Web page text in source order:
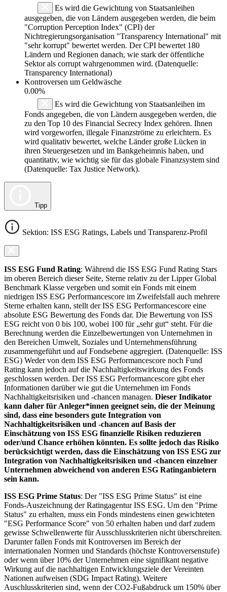
Es wird die Gewichtung von Staatsanleihen
ausgegeben, die von Ländern ausgegeben werden, die beim
"Corruption Perception Index" (CPI) der
Nichtregierungsorganisation "Transparency International" mit
"sehr korrupt" bewertet werden. Der CPI bewertet 180
Ländern und Regionen danach, wie stark der öffentliche
Sektor als corrupt wahrgenommen wird. (Datenquelle:
Transparency International)
Kontroversen um Geldwäsche
0.00%
Es wird die Gewichtung von Staatsanleihen im
Fonds angegeben, die von Ländern ausgegeben werden, die
zu den Top 10 des Financial Secrecy Index gehören. Ihnen
wird vorgeworfen, illegale Finanzströme zu erleichtern. Es
wird qualitativ bewertet, welche Länder große Lücken in
ihren Steuergesetzen und im Bankgeheimnis haben, und
quantitativ, wie wichtig sie für das globale Finanzsystem sind
(Datenquelle: Tax Justice Network).
Tipp
Sektion: ISS ESG Ratings, Labels und Transparenz-Profil
ISS ESG Fund Rating: Während die ISS ESG Fund Rating Stars
im oberen Bereich dieser Seite, Sterne relativ zu der Lipper Global
Benchmark Klasse vergeben und somit ein Fonds mit einem
niedrigen ISS ESG Performancescore im Zweifelsfall auch mehrere
Sterne erhalten kann, stellt der ISS ESG Performancescore eine
absolute ESG Bewertung des Fonds dar. Die Bewertung von ISS
ESG reicht von 0 bis 100, wobei 100 für „sehr gut“ steht. Für die
Berechnung werden die Einzelbewertungen von Unternehmen in
den Bereichen Umwelt, Soziales und Unternehmensführung
zusammengeführt und auf Fondsebene aggregiert. (Datenquelle: ISS
ESG) Weder von dem ISS ESG Performancescore noch Fund
Rating kann jedoch auf die Nachhaltigkeitswirkung des Fonds
geschlossen werden. Der ISS ESG Performancescore gibt eher
Informationen darüber wie gut die Unternehmen im Fonds
Nachhaltigkeitsrisiken und -chancen managen. Dieser Indikator
kann daher für Anleger*innen geeignet sein, die der Meinung
sind, dass eine besonders gute Integration von
Nachhaltigkeitsrisiken und -chancen auf Basis der
Einschätzung von ISS ESG finanzielle Risiken reduzieren
oder/und Chance erhöhen könnten. Es sollte jedoch das Risiko
berücksichtigt werden, dass die Einschätzung von ISS ESG zur
Integration von Nachhaltigkeitsrisiken und -chancen einzelner
Unternehmen abweichend von anderen ESG Ratinganbietern
sein kann.
ISS ESG Prime Status: Der "ISS ESG Prime Status" ist eine
Fonds-Auszeichnung der Ratingagentur ISS ESG. Um den "Prime
Status" zu erhalten, muss ein Fonds mindestens einen gewichteten
"ESG Performance Score" von 50 erhalten haben und darf zudem
gewisse Schwellenwerte für Ausschlusskriterien nicht überschreiten.
Darunter fallen Fonds mit Kontroversen im Bereich der
internationalen Normen und Standards (höchste Kontroversenstufe)
oder wenn über 10% der Unternehmen eine signifikant negative
Wirkung auf die nachhaltigen Entwicklungsziele der Vereinten
Nationen aufweisen (SDG Impact Rating). Weitere
Auschlusskriterien sind, wenn der CO2-Fußabdruck um 150% über